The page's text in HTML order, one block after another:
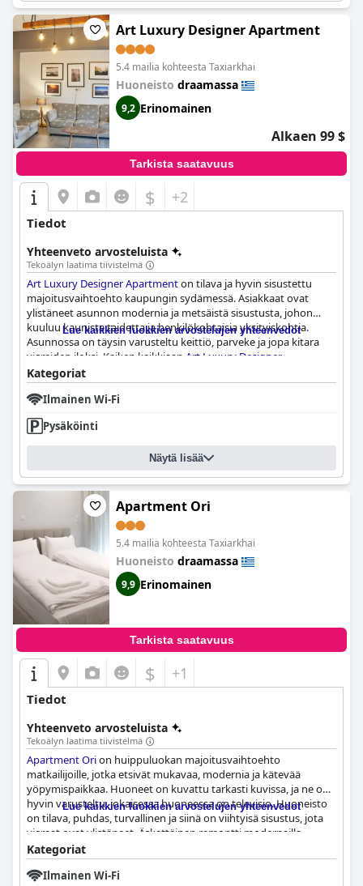
Art Luxury Designer Apartment
5.4 mailia kohteesta Taxiarkhai
Huoneisto draamassa
9,2 Erinomainen
Alkaen 99 $
Tarkista saatavuus
$ +2
Tiedot
Yhteenveto arvosteluista
Tekoälyn laatima tiivistelmä
Art Luxury Designer Apartmenton tilava ja hyvin sisustettu
majoitusvaihtoehto kaupungin sydämessä. Asiakkaat ovat
ylistäneet asunnon modernia ja metsäistä sisustusta, johon
kuuluu kaunista taidetta ja henkilökohtaisia yksityiskohtia.
Asunnossa on täysin varusteltu keittiö, parveke ja jopa kitara
vieraiden iloksi. Kaiken kaikkiaan Art Luxury Designer
Apartmenton loistava tukikohta kaupunkiseikkailuun.
Lue kaikkien luokkien arvostelujen yhteenvedot
Kategoriat
Ilmainen Wi-Fi
Pysäköinti
Näytä lisää
Apartment Ori
5.4 mailia kohteesta Taxiarkhai
Huoneisto draamassa
9,9 Erinomainen
Tarkista saatavuus
$ +1
Tiedot
Yhteenveto arvosteluista
Tekoälyn laatima tiivistelmä
Apartment Orion huippuluokan majoitusvaihtoehto
matkailijoille, jotka etsivät mukavaa, modernia ja kätevää
yöpymispaikkaa. Huoneet on kuvattu tarkasti kuvissa, ja ne on
hyvin varusteltu, jokaisessa huoneessa on televisio. Huoneisto
on tilava, puhdas, turvallinen ja siinä on viihtyisä sisustus, jota
vieraat ovat ylistäneet. Äskettäinen remontti moderneilla
huonekaluilla ja väreillä on luonut ihanan ilmapiirin, jonka
vieraat kokevat poikkeukselliseksi ja erittäin suositeltavaksi.
Siisteys on yksi hotellin tärkeimmistä prioriteeteista, ja vieraat
Lue kaikkien luokkien arvostelujen yhteenvedot
Kategoriat
Ilmainen Wi-Fi